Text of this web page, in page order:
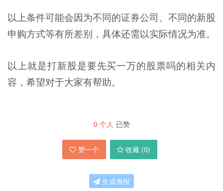
以上条件可能会因为不同的证券公司、不同的新股
申购方式等有所差别，具体还需以实际情况为准。
以上就是打新股是要先买一万的股票吗的相关内
容，希望对于大家有帮助。
0 个人 已赞
赞一个 收藏 (0)
生成海报